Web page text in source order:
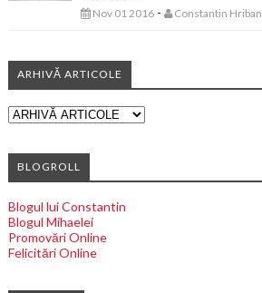
Nov 01 2016 - Constantin Hriban
ARHIVĂ ARTICOLE
BLOGROLL
Blogul lui Constantin
Blogul Mihaelei
Promovări Online
Felicitări Online